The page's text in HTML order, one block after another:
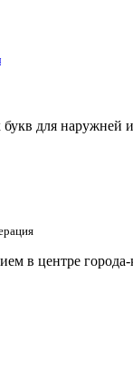
для наружней
в центре